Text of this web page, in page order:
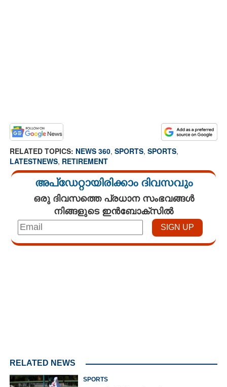
RELATED TOPICS: NEWS 360, SPORTS, SPORTS,
LATESTNEWS, RETIREMENT
അപ്ഡേറ്റായിരിക്കാം ദിവസവും
ഒരു ദിവസത്തെ പ്രധാന സംഭവങ്ങൾ
നിങ്ങളുടെ ഇൻബോക്സിൽ
RELATED NEWS
SPORTS